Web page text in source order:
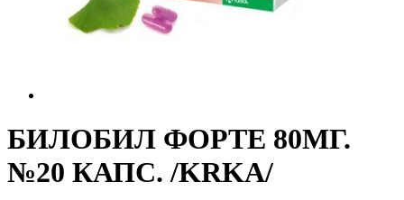
БИЛОБИЛ ФОРТЕ 80МГ.
№20 КАПС. /KRKA/